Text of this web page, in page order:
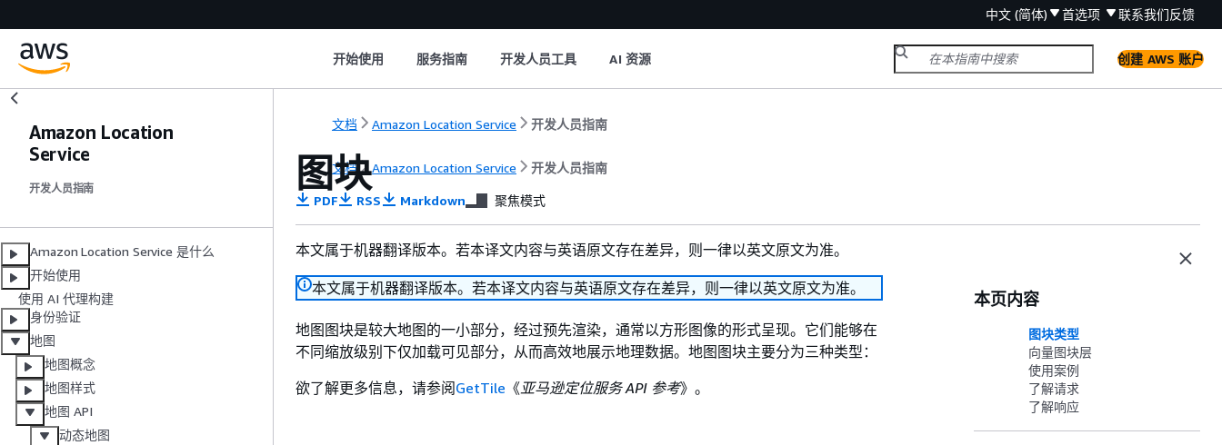
中文 (简体) 首选项 联系我们反馈
开始使用 服务指南 开发人员工具 AI 资源 创建 AWS 账户
Amazon Location
Service
开发人员指南
Amazon Location Service 是什么
开始使用
使用 AI 代理构建
身份验证
地图
地图概念
地图样式
地图 API
动态地图
文档 Amazon Location Service 开发人员指南
文档 Amazon Location Service 开发人员指南
图块
PDF RSS Markdown 聚焦模式
本文属于机器翻译版本。若本译文内容与英语原文存在差异，则一律以英文原文为准。
本文属于机器翻译版本。若本译文内容与英语原文存在差异，则一律以英文原文为准。
地图图块是较大地图的一小部分，经过预先渲染，通常以方形图像的形式呈现。它们能够在
不同缩放级别下仅加载可见部分，从而高效地展示地理数据。地图图块主要分为三种类型：
欲了解更多信息，请参阅GetTile 《亚马逊定位服务 API 参考》。
本页内容
图块类型
向量图块层
使用案例
了解请求
了解响应